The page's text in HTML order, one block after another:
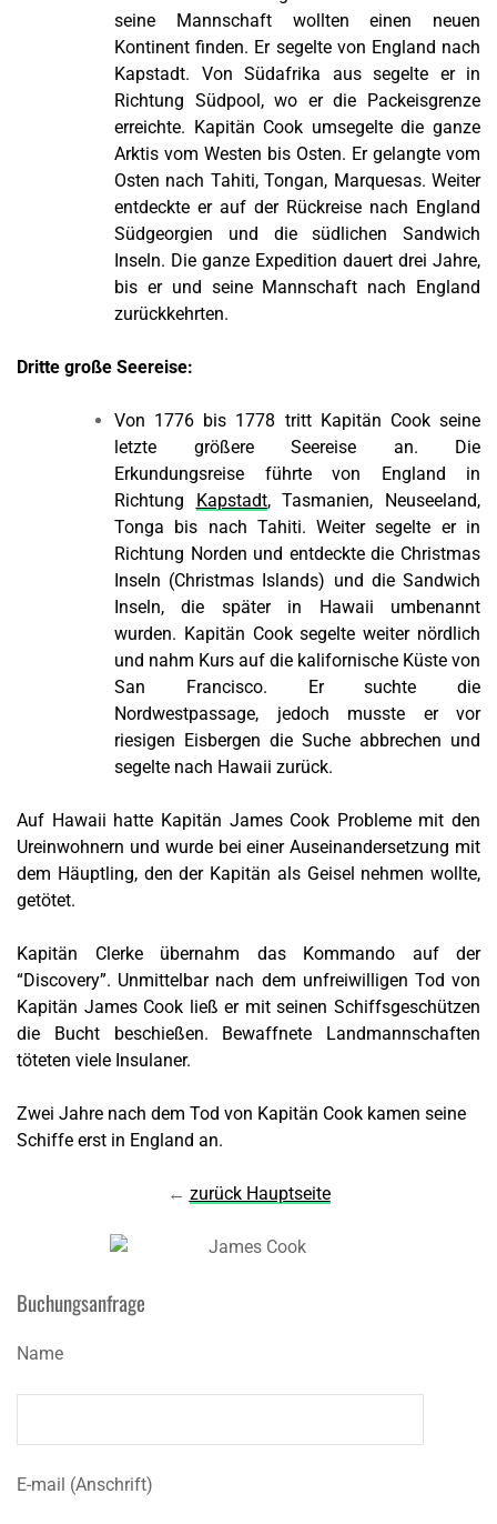
seine Mannschaft wollten einen neuen
Kontinent finden. Er segelte von England nach
Kapstadt. Von Südafrika aus segelte er in
Richtung Südpool, wo er die Packeisgrenze
erreichte. Kapitän Cook umsegelte die ganze
Arktis vom Westen bis Osten. Er gelangte vom
Osten nach Tahiti, Tongan, Marquesas. Weiter
entdeckte er auf der Rückreise nach England
Südgeorgien und die südlichen Sandwich
Inseln. Die ganze Expedition dauert drei Jahre,
bis er und seine Mannschaft nach England
zurückkehrten.
Dritte große Seereise:
Von 1776 bis 1778 tritt Kapitän Cook seine
letzte größere Seereise an. Die
Erkundungsreise führte von England in
Richtung Kapstadt, Tasmanien, Neuseeland,
Tonga bis nach Tahiti. Weiter segelte er in
Richtung Norden und entdeckte die Christmas
Inseln (Christmas Islands) und die Sandwich
Inseln, die später in Hawaii umbenannt
wurden. Kapitän Cook segelte weiter nördlich
und nahm Kurs auf die kalifornische Küste von
San Francisco. Er suchte die
Nordwestpassage, jedoch musste er vor
riesigen Eisbergen die Suche abbrechen und
segelte nach Hawaii zurück.
Auf Hawaii hatte Kapitän James Cook Probleme mit den
Ureinwohnern und wurde bei einer Auseinandersetzung mit
dem Häuptling, den der Kapitän als Geisel nehmen wollte,
getötet.
Kapitän Clerke übernahm das Kommando auf der
“Discovery”. Unmittelbar nach dem unfreiwilligen Tod von
Kapitän James Cook ließ er mit seinen Schiffsgeschützen
die Bucht beschießen. Bewaffnete Landmannschaften
töteten viele Insulaner.
Zwei Jahre nach dem Tod von Kapitän Cook kamen seine
Schiffe erst in England an.
← zurück Hauptseite
Buchungsanfrage
Name
E-mail (Anschrift)